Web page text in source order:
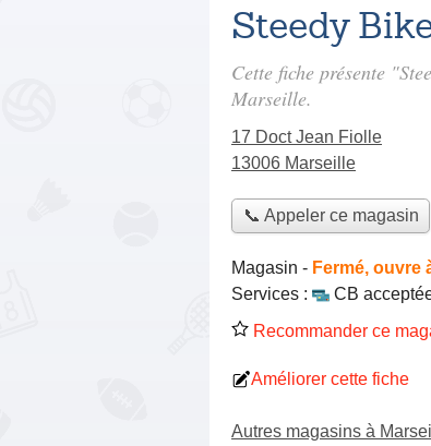
Steedy
Cette fiche présente
Marseille.
17 Doct Jean Fiolle
13006 Marseille
📞 Appeler ce magasin
Magasin - Fermé, ouvre
Services :
CB
Recommander ce
Améliorer cette fiche
Autres magasins à